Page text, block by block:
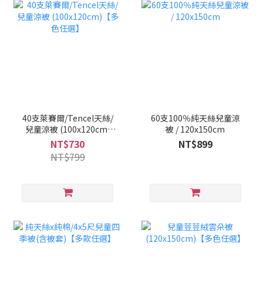
40支萊賽爾/Tencel天絲/
兒童涼被 (100x120cm)
【多色任選】
NT$730
NT$799
60支100％純天絲兒童涼
被 / 120x150cm
NT$899